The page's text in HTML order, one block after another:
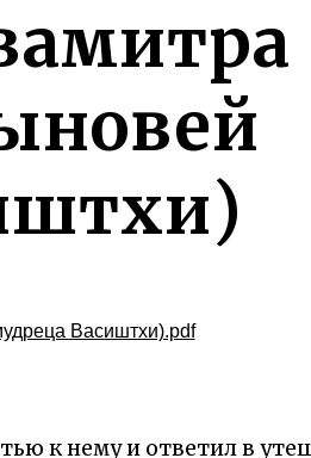
Васиштхи).pdf
к нему и ответил в